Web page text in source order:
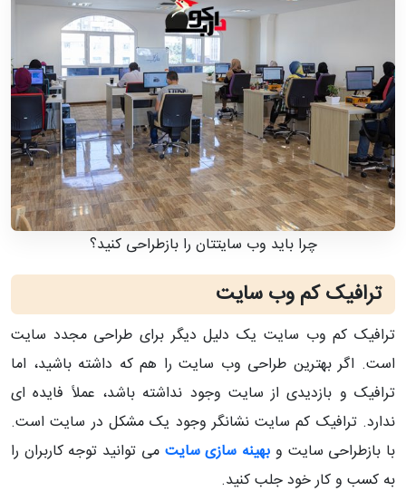
چرا باید وب سایتتان را بازطراحی کنید؟
ترافیک کم وب سایت
ترافیک کم وب سایت یک دلیل دیگر برای طراحی مجدد سایت
است. اگر بهترین طراحی وب سایت را هم که داشته باشید، اما
ترافیک و بازدیدی از سایت وجود نداشته باشد، عملاً فایده ای
ندارد. ترافیک کم سایت نشانگر وجود یک مشکل در سایت است.
با بازطراحی سایت و بهینه سازی سایت می توانید توجه کاربران را
به کسب و کار خود جلب کنید.